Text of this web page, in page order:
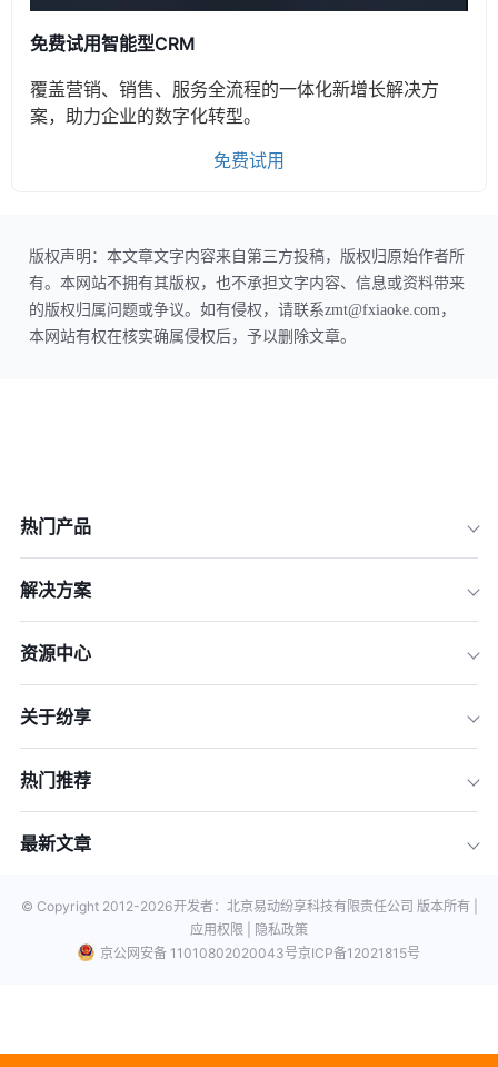
免费试用智能型CRM
覆盖营销、销售、服务全流程的一体化新增长解决方
案，助力企业的数字化转型。
免费试用
版权声明：本文章文字内容来自第三方投稿，版权归原始作者所
有。本网站不拥有其版权，也不承担文字内容、信息或资料带来
的版权归属问题或争议。如有侵权，请联系zmt@fxiaoke.com，
本网站有权在核实确属侵权后，予以删除文章。
热门产品
解决方案
资源中心
关于纷享
热门推荐
最新文章
© Copyright 2012-2026开发者：北京易动纷享科技有限责任公司 版本所有 |
应用权限 |
隐私政策
京公网安备 11010802020043号京ICP备12021815号